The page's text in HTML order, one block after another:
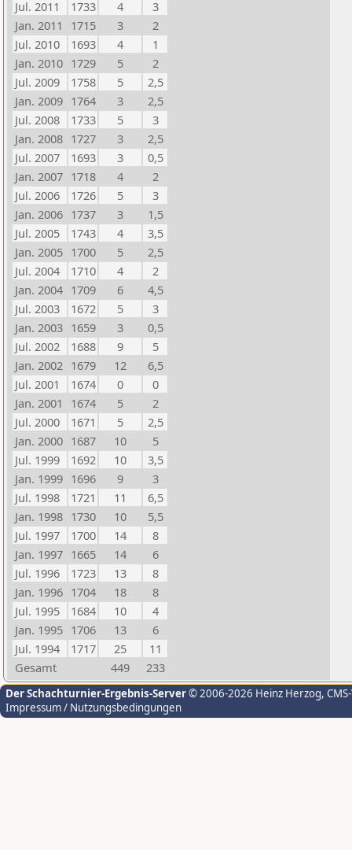
Jul. 2011
1733 4
3
Jan. 2011
1715 3
2
Jul. 2010
1693 4
1
Jan. 2010 1729 5
2
Jul. 2009
1758 5
2,5
Jan. 2009 1764 3
2,5
Jul. 2008
1733 5
3
Jan. 2008 1727 3
2,5
Jul. 2007
1693 3
0,5
Jan. 2007 1718 4
2
Jul. 2006
1726 5
3
Jan. 2006 1737 3
1,5
Jul. 2005
1743 4
3,5
Jan. 2005 1700 5
2,5
Jul. 2004
1710 4
2
Jan. 2004 1709 6
4,5
Jul. 2003
1672 5
3
Jan. 2003 1659 3
0,5
Jul. 2002
1688 9
5
Jan. 2002 1679 12
6,5
Jul. 2001
1674 0
0
Jan. 2001
1674 5
2
Jul. 2000
1671 5
2,5
Jan. 2000 1687 10
5
Jul. 1999
1692 10
3,5
Jan. 1999 1696 9
3
Jul. 1998
1721 11
6,5
Jan. 1998 1730 10
5,5
Jul. 1997
1700 14
8
Jan. 1997 1665 14
6
Jul. 1996
1723 13
8
Jan. 1996 1704 18
8
Jul. 1995
1684 10
4
Jan. 1995 1706 13
6
Jul. 1994
1717 25
11
Gesamt
449 233
Der Schachturnier-Ergebnis-Server© 2006-2026 Heinz Herzog,
Impressum / Nutzungsbedingungen